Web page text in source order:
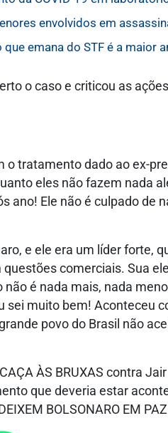
envolvidos em
emana do STF é a maior
o caso e criticou as
o tratamento dado ao ex-
eles não fazem nada
ano! Ele não é culpado de
e ele era um líder forte,
comerciais. Sua
é nada mais, nada
muito bem! Aconteceu
povo do Brasil não
ÀS BRUXAS contra
que deveria estar
BOLSONARO EM